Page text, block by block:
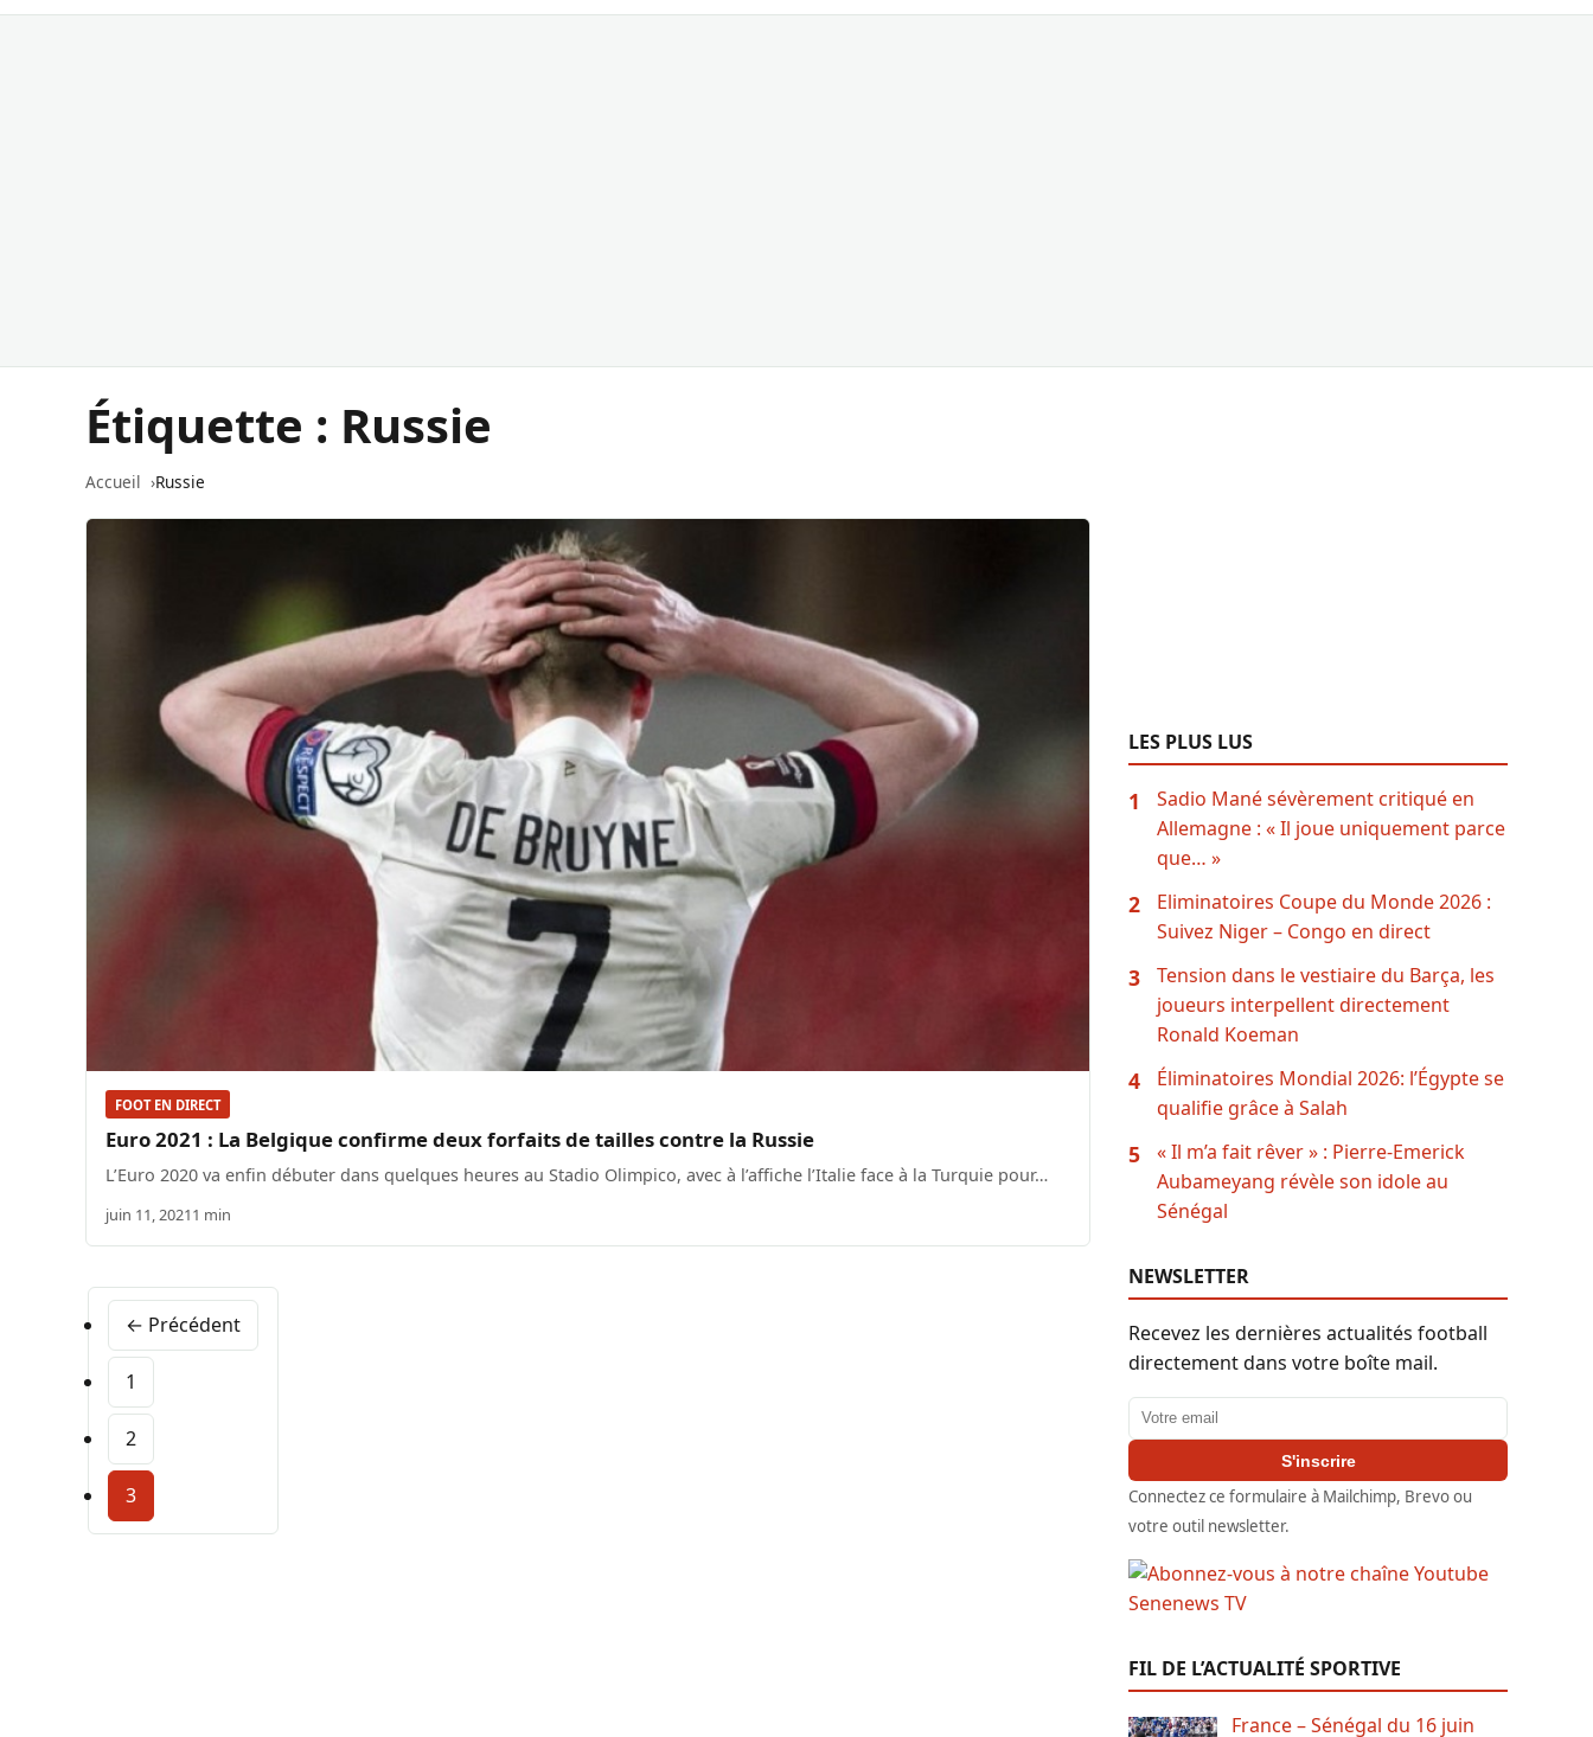
Étiquette : Russie
Accueil Russie
FOOT EN DIRECT
Euro 2021 : La Belgique confirme deux forfaits de tailles contre la Russie
L’Euro 2020 va enfin débuter dans quelques heures au Stadio Olimpico, avec à l’affiche l’Italie face à la Turquie pour…
juin 11, 20211 min
← Précédent
1
2
3
LES PLUS LUS
1
Sadio Mané sévèrement critiqué en
Allemagne : « Il joue uniquement parce
que… »
2
Eliminatoires Coupe du Monde 2026 :
Suivez Niger – Congo en direct
3
Tension dans le vestiaire du Barça, les
joueurs interpellent directement
Ronald Koeman
4
Éliminatoires Mondial 2026: l’Égypte se
qualifie grâce à Salah
5
« Il m’a fait rêver » : Pierre-Emerick
Aubameyang révèle son idole au
Sénégal
NEWSLETTER
Recevez les dernières actualités football
directement dans votre boîte mail.
Adresse email
S'inscrire
Connectez ce formulaire à Mailchimp, Brevo ou
votre outil newsletter.
FIL DE L’ACTUALITÉ SPORTIVE
France – Sénégal du 16 juin